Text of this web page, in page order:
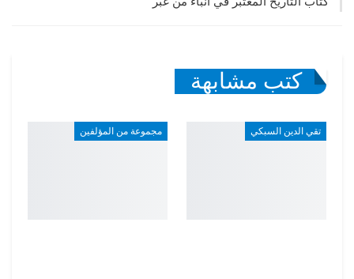
كتب مشابهة
تقي الدين السبكي مجموعة من المؤلفين